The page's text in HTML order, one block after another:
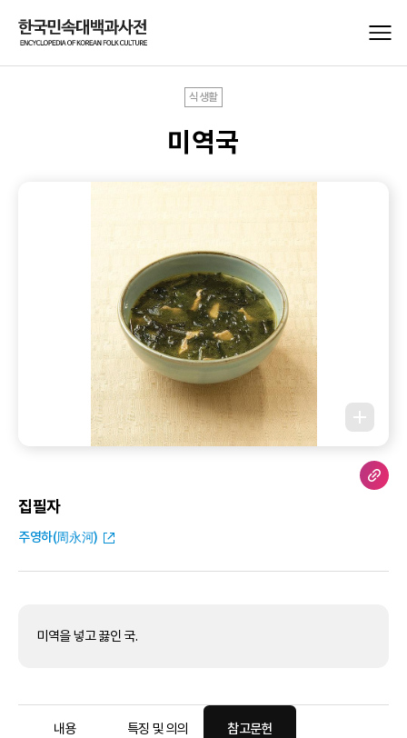
식생활
미역국
집필자
주영하(周永河)
미역을 넣고 끓인 국.
내용 특징 및 의의 참고문헌